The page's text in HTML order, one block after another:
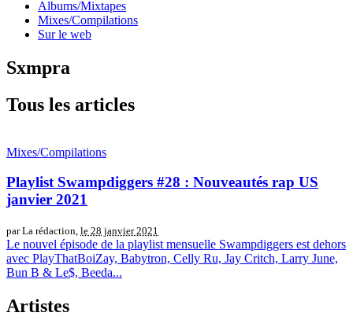
Albums/Mixtapes
Mixes/Compilations
Sur le web
Sxmpra
Tous les articles
Mixes/Compilations
Playlist Swampdiggers #28 : Nouveautés rap US
janvier 2021
par La rédaction, le 28 janvier 2021
Le nouvel épisode de la playlist mensuelle Swampdiggers est dehors
avec PlayThatBoiZay, Babytron, Celly Ru, Jay Critch, Larry June,
Bun B & Le$, Beeda...
Artistes